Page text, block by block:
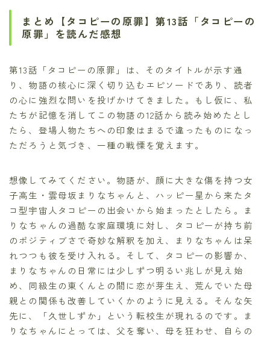
まとめ【タコピーの原罪】第13話「タコピーの
原罪」を読んだ感想
第13話「タコピーの原罪」は、そのタイトルが示す通
り、物語の核心に深く切り込むエピソードであり、読者
の心に強烈な問いを投げかけてきました。もし仮に、私
たちが記憶を消してこの物語の12話から読み始めたとし
たら、登場人物たちへの印象はまるで違ったものになっ
ただろうと気づき、一種の戦慄を覚えます。
想像してみてください。物語が、顔に大きな傷を持つ女
子高生・雲母坂まりなちゃんと、ハッピー星から来たタ
コ型宇宙人タコピーの出会いから始まったとしたら。ま
りなちゃんの過酷な家庭環境に対し、タコピーが持ち前
のポジティブさで奇妙な解釈を加え、まりなちゃんは呆
れつつも彼を受け入れる。そして、タコピーの影響か、
まりなちゃんの日常には少しずつ明るい兆しが見え始
め、同級生の東くんとの間に恋が芽生え、荒んでいた母
親との関係も改善していくかのように見える。そんな矢
先に、「久世しずか」という転校生が現れるのです。ま
りなちゃんにとっては、父を奪い、母を狂わせ、自らの